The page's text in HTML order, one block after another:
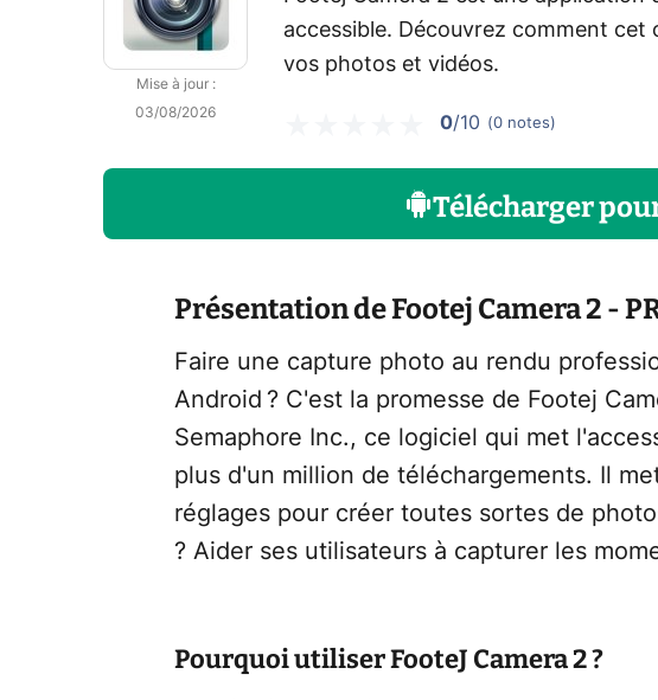
Mise à jour:
03/08/2026
accessible. Découvrez comment cet
vos photos et vidéos.
0/10 (0 notes)
Télécharger
Présentation de Footej Camera 2 -
Faire une capture photo au rendu
Android ? C'est la promesse de Footej
Semaphore Inc., ce logiciel qui met
plus d'un million de téléchargements. Il
réglages pour créer toutes sortes de
? Aider ses utilisateurs à capturer les
Pourquoi utiliser FooteJ Camera 2 ?